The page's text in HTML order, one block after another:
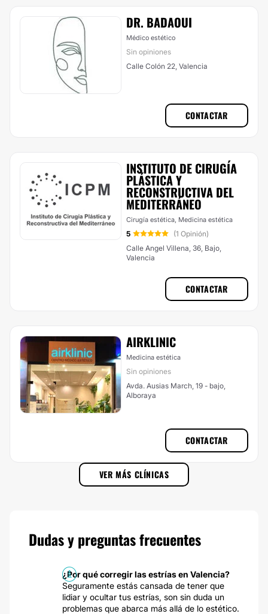
DR. BADAOUI
Médico estético
Sin opiniones
Calle Colón 22, Valencia
CONTACTAR
INSTITUTO DE CIRUGÍA
PLÁSTICA Y
RECONSTRUCTIVA DEL
MEDITERRÁNEO
Cirugía estética, Medicina estética
5
(1 Opinión)
Calle Angel Villena, 36, Bajo,
Valencia
CONTACTAR
AIRKLINIC
Medicina estética
Sin opiniones
Avda. Ausias March, 19 - bajo,
Alboraya
CONTACTAR
VER MÁS CLÍNICAS
Dudas y preguntas frecuentes
¿Por qué corregir las estrías en Valencia?
Seguramente estás cansada de tener que
lidiar y ocultar tus estrías, son sin duda un
problemas que abarca más allá de lo estético.